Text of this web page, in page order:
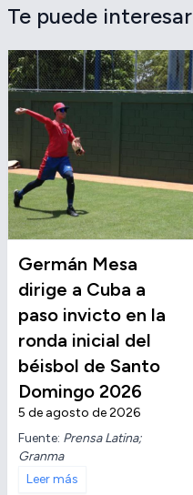
Te puede interesar
Germán Mesa
dirige a Cuba a
paso invicto en la
ronda inicial del
béisbol de Santo
Domingo 2026
5 de agosto de 2026
Fuente: Prensa Latina;
Granma
Leer más